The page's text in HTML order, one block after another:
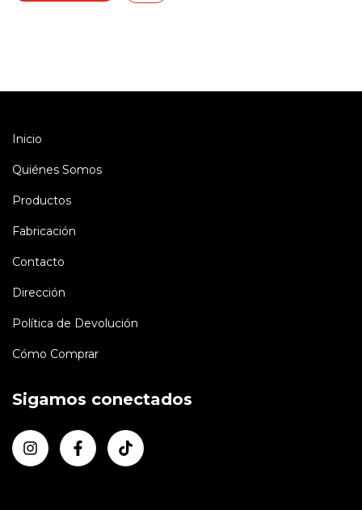
Inicio
Quiénes Somos
Productos
Fabricación
Contacto
Dirección
Política de Devolución
Cómo Comprar
Sigamos conectados